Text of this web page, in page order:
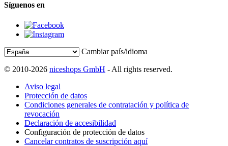
Síguenos en
Cambiar país/idioma
© 2010-2026 niceshops GmbH - All rights reserved.
Aviso legal
Protección de datos
Condiciones generales de contratación y política de
revocación
Declaración de accesibilidad
Configuración de protección de datos
Cancelar contratos de suscripción aquí